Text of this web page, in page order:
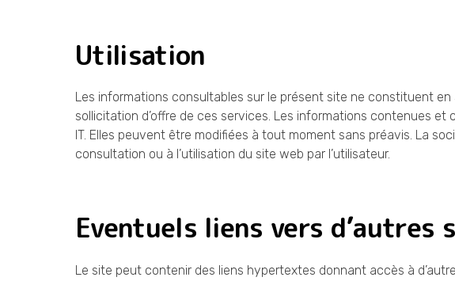
Utilisation
Les informations consultables sur le présent site ne constituent
sollicitation d’offre de ces services. Les informations contenues
IT. Elles peuvent être modifiées à tout moment sans préavis. La
consultation ou à l’utilisation du site web par l’utilisateur.
Eventuels liens vers d’autres
Le site peut contenir des liens hypertextes donnant accès à